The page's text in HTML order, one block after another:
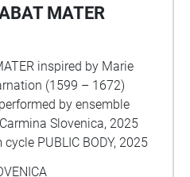
MATER
inspired by Marie
(1599 – 1672)
by ensemble
Slovenica, 2025
PUBLIC BODY, 2025